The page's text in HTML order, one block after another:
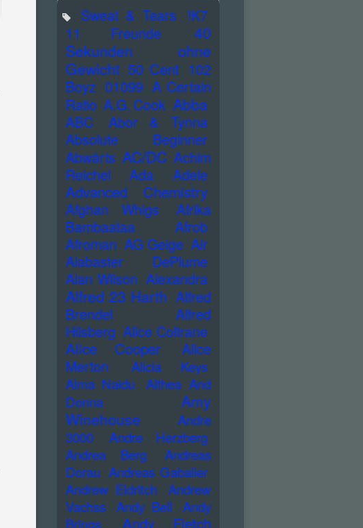
Sweat & Tears
!K7
11 Freunde
40
Sekunden ohne
Gewicht 50 Cent 102
Boyz 01099 A Certain
Ratio A.G. Cook Abba
ABC
Abor & Tynna
Absolute Beginner
Abwärts AC/DC Achim
Reichel
Ada Adele
Advanced Chemistry
Afghan Whigs
Afrika
Bambaataa
Afrob
Afroman AG Geige Air
Alabaster DePlume
Alan Wilson Alexandra
Alfred 23 Harth Alfred
Brendel
Alfred
Hilsberg Alice Coltrane
Alice Cooper
Alice
Merton
Alicia Keys
Alma Naidu
Althea And
Donna
Amy
Winehouse
Andre
3000
Andre Herzberg
Andrea Berg
Andreas
Dorau Andreas Gabalier
Andrew Eldritch
Andrew
Vachss Andy Bell
Andy
Brings
Andy Fletch